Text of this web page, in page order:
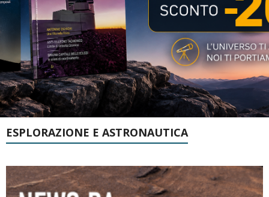
ESPLORAZIONE E ASTRONAUTICA